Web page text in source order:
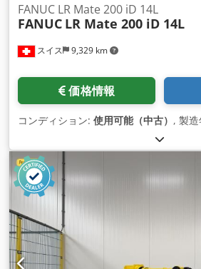
スイス 9,329 km
FANUC LR Mate 200 iD 14L
FANUC LR Mate 200 iD 14L
価格情報
コンディション: 使用可能（中古） , 製造